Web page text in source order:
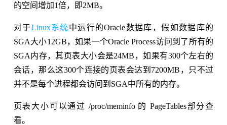
的空间增加1倍，即2MB。
对于Linux系统中运行的Oracle数据库，假如数据库的
SGA大小12GB，如果一个Oracle Process访问到了所有的
SGA内存，其页表大小会是24MB，如果有300个左右的
会话，那么这300个连接的页表会达到7200MB，只不过
并不是每个进程都会访问到SGA中所有的内存。
页表大小可以通过 /proc/meminfo 的 PageTables部分查
看。